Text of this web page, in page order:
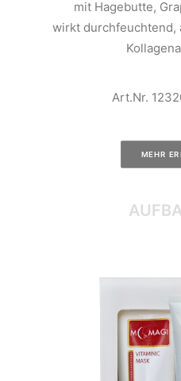
mit Hagebutte,
wirkt durchfeuchtend,
Art.Nr.
MEHR